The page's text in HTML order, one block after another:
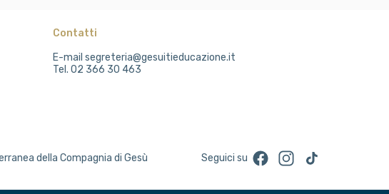
Contatti
E-mail segreteria@gesuitieducazione.it
Tel. 02 366 30 463
della Compagnia di Gesù Seguici su FacebookInstagram
TikTok